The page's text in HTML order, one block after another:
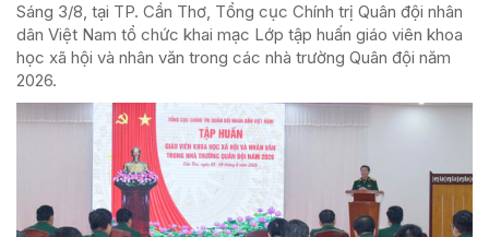
Sáng 3/8, tại TP. Cần Thơ, Tổng cục Chính trị Quân đội nhân
dân Việt Nam tổ chức khai mạc Lớp tập huấn giáo viên khoa
học xã hội và nhân văn trong các nhà trường Quân đội năm
2026.